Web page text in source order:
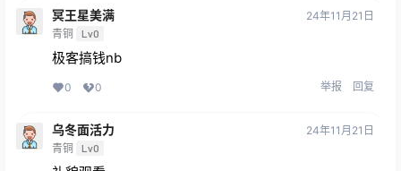
冥王星美满
青铜 Lv0
24年11月21日
极客搞钱nb
0 0 举报 回复
乌冬面活力
青铜 Lv0
24年11月21日